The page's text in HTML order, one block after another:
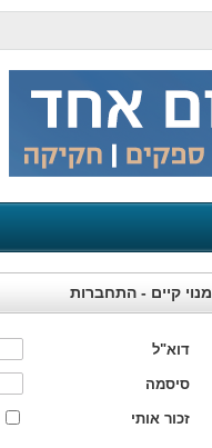
מנוי קיים - התחברות
דוא"ל
סיסמה
זכור אותי